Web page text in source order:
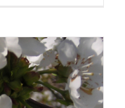
Historia
–
2022